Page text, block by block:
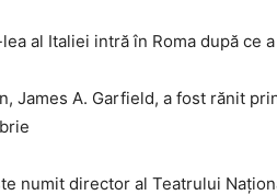
al Italiei intră în Roma după ce
James A. Garfield, a fost rănit
numit director al Teatrului